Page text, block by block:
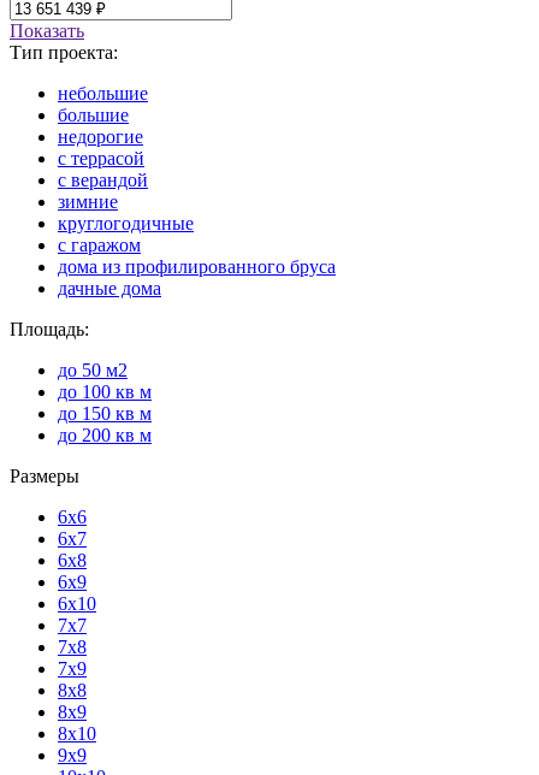
Показать
Тип проекта:
небольшие
большие
недорогие
с террасой
с верандой
зимние
круглогодичные
с гаражом
дома из профилированного бруса
дачные дома
Площадь:
до 50 м2
до 100 кв м
до 150 кв м
до 200 кв м
Размеры
6x6
6x7
6x8
6x9
6x10
7x7
7x8
7x9
8x8
8x9
8x10
9x9